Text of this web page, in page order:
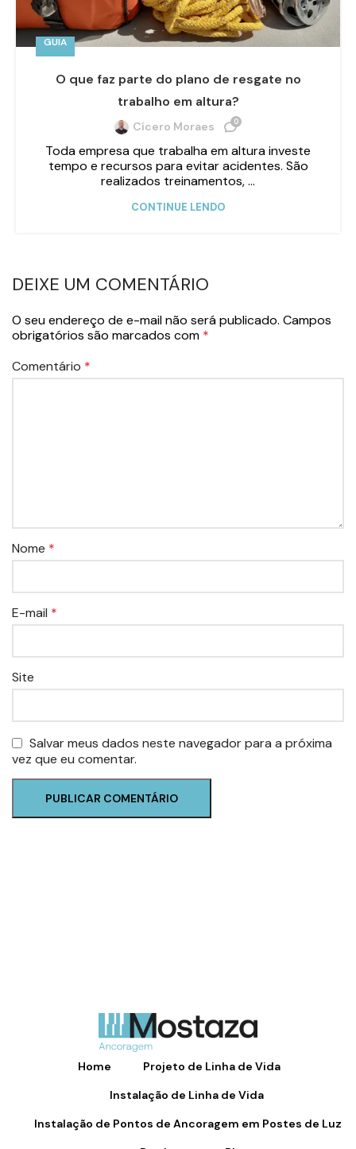
GUIA
O que faz parte do plano de resgate no
trabalho em altura?
Cícero Moraes 0
Toda empresa que trabalha em altura investe
tempo e recursos para evitar acidentes. São
realizados treinamentos, ...
CONTINUE LENDO
DEIXE UM COMENTÁRIO
O seu endereço de e-mail não será publicado. Campos
obrigatórios são marcados com *
Comentário *
Nome *
E-mail *
Site
Salvar meus dados neste navegador para a próxima
vez que eu comentar.
Home
Projeto de Linha de Vida
Instalação de Linha de Vida
Instalação de Pontos de Ancoragem em Postes de Luz